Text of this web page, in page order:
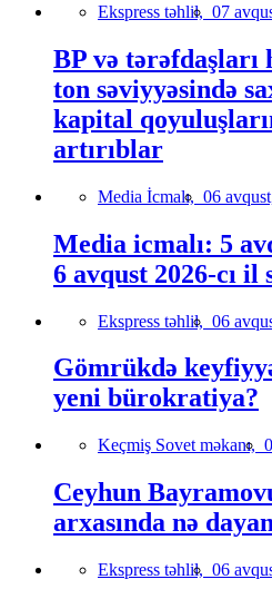
Ekspress təhlil, 07
BP və tərəfdaşları
ton səviyyəsində
kapital
artırıblar
Media İcmalı, 06
Media icmalı: 5
6 avqust 2026-cı il
Ekspress təhlil, 06
Gömrükdə
yeni bürokratiya?
Keçmiş Sovet məkanı,
Ceyhun
arxasında nə
Ekspress təhlil, 06